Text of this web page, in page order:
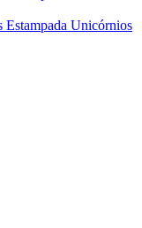
Unicórnios